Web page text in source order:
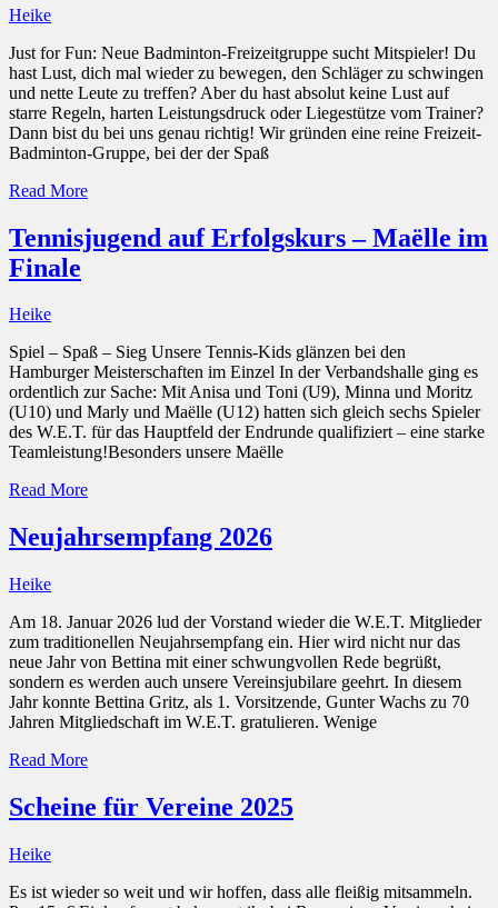
Heike
Just for Fun: Neue Badminton-Freizeitgruppe sucht Mitspieler! Du
hast Lust, dich mal wieder zu bewegen, den Schläger zu schwingen
und nette Leute zu treffen? Aber du hast absolut keine Lust auf
starre Regeln, harten Leistungsdruck oder Liegestütze vom Trainer?
Dann bist du bei uns genau richtig! Wir gründen eine reine Freizeit-
Badminton-Gruppe, bei der der Spaß
Read More
Tennisjugend auf Erfolgskurs – Maëlle im
Finale
Heike
Spiel – Spaß – Sieg Unsere Tennis-Kids glänzen bei den
Hamburger Meisterschaften im Einzel In der Verbandshalle ging es
ordentlich zur Sache: Mit Anisa und Toni (U9), Minna und Moritz
(U10) und Marly und Maëlle (U12) hatten sich gleich sechs Spieler
des W.E.T. für das Hauptfeld der Endrunde qualifiziert – eine starke
Teamleistung!Besonders unsere Maëlle
Read More
Neujahrsempfang 2026
Heike
Am 18. Januar 2026 lud der Vorstand wieder die W.E.T. Mitglieder
zum traditionellen Neujahrsempfang ein. Hier wird nicht nur das
neue Jahr von Bettina mit einer schwungvollen Rede begrüßt,
sondern es werden auch unsere Vereinsjubilare geehrt. In diesem
Jahr konnte Bettina Gritz, als 1. Vorsitzende, Gunter Wachs zu 70
Jahren Mitgliedschaft im W.E.T. gratulieren. Wenige
Read More
Scheine für Vereine 2025
Heike
Es ist wieder so weit und wir hoffen, dass alle fleißig mitsammeln.